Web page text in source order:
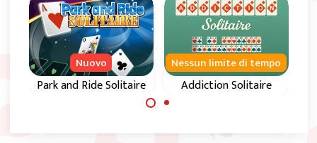
Park and Ride Solitaire
Nuovo
Usa gli spazi liberi
Addiction Solitaire
Nessun limite di tempo
Ordina le quattro